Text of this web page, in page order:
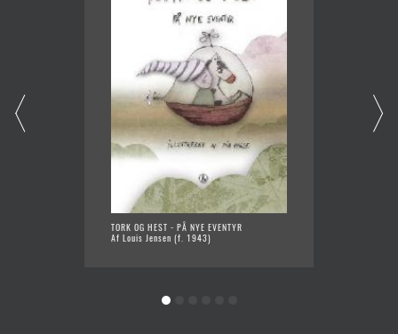
TORK OG HEST - PÅ NYE EVENTYR
Af Louis Jensen (f. 1943)